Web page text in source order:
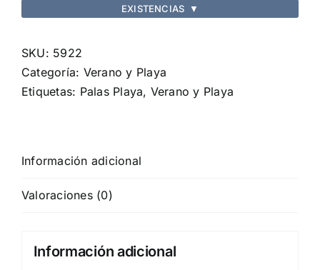
EXISTENCIAS ▼
SKU: 5922
Categoría: Verano y Playa
Etiquetas: Palas Playa, Verano y Playa
Información adicional
Valoraciones (0)
Información adicional